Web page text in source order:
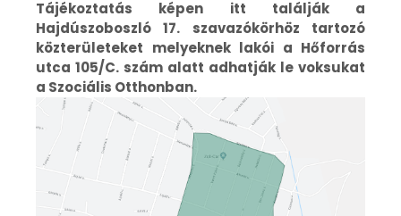
Tájékoztatás képen itt találják a
Hajdúszoboszló 17. szavazókörhöz tartozó
közterületeket melyeknek lakói a Hőforrás
utca 105/C. szám alatt adhatják le voksukat
a Szociális Otthonban.